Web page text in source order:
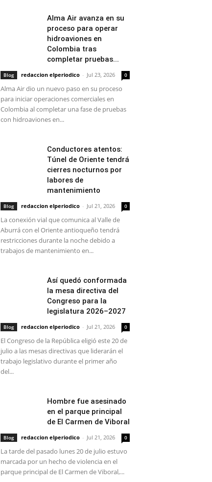
Alma Air avanza en su
proceso para operar
hidroaviones en
Colombia tras
completar pruebas...
Blog redaccion elperiodico - Jul 23, 2026 0
Alma Air dio un nuevo paso en su proceso
para iniciar operaciones comerciales en
Colombia al completar una fase de pruebas
con hidroaviones en...
Conductores atentos:
Túnel de Oriente tendrá
cierres nocturnos por
labores de
mantenimiento
Blog redaccion elperiodico - Jul 21, 2026 0
La conexión vial que comunica al Valle de
Aburrá con el Oriente antioqueño tendrá
restricciones durante la noche debido a
trabajos de mantenimiento en...
Así quedó conformada
la mesa directiva del
Congreso para la
legislatura 2026–2027
Blog redaccion elperiodico - Jul 21, 2026 0
El Congreso de la República eligió este 20 de
julio a las mesas directivas que liderarán el
trabajo legislativo durante el primer año
del...
Hombre fue asesinado
en el parque principal
de El Carmen de Viboral
Blog redaccion elperiodico - Jul 21, 2026 0
La tarde del pasado lunes 20 de julio estuvo
marcada por un hecho de violencia en el
parque principal de El Carmen de Viboral,...